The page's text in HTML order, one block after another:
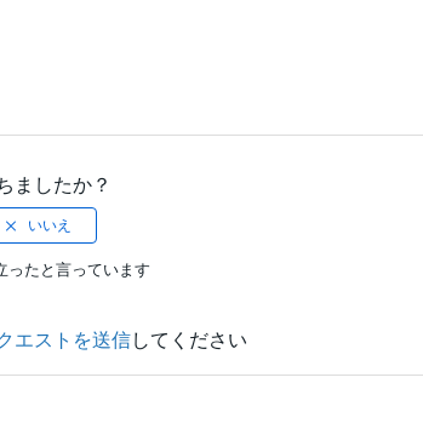
ましたか？
ったと言っています
エストを送信してください